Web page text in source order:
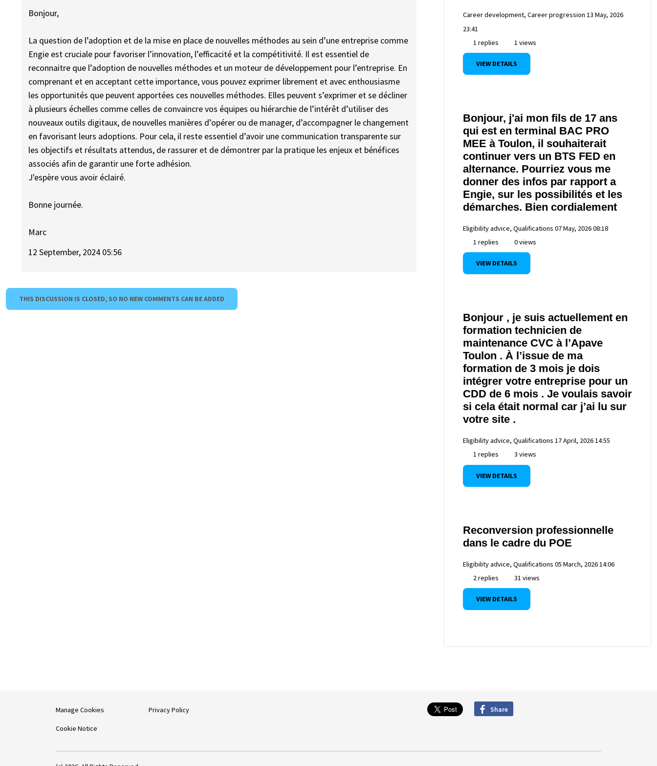
Bonjour,
La question de l’adoption et de la mise en place de nouvelles méthodes au sein d’une entreprise comme
Engie est cruciale pour favoriser l’innovation, l’efficacité et la compétitivité. Il est essentiel de
reconnaitre que l’adoption de nouvelles méthodes et un moteur de développement pour l’entreprise. En
comprenant et en acceptant cette importance, vous pouvez exprimer librement et avec enthousiasme
les opportunités que peuvent apportées ces nouvelles méthodes. Elles peuvent s’exprimer et se décliner
à plusieurs échelles comme celles de convaincre vos équipes ou hiérarchie de l’intérêt d’utiliser des
nouveaux outils digitaux, de nouvelles manières d’opérer ou de manager, d’accompagner le changement
en favorisant leurs adoptions. Pour cela, il reste essentiel d’avoir une communication transparente sur
les objectifs et résultats attendus, de rassurer et de démontrer par la pratique les enjeux et bénéfices
associés afin de garantir une forte adhésion.
J'espère vous avoir éclairé.
Bonne journée.
Marc
12 September, 2024 05:56
THIS DISCUSSION IS CLOSED, SO NO NEW COMMENTS CAN BE ADDED
Career development, Career progression 13 May, 2026
23:41
1 replies
1 views
VIEW DETAILS
Bonjour, j'ai mon fils de 17 ans
qui est en terminal BAC PRO
MEE à Toulon, il souhaiterait
continuer vers un BTS FED en
alternance. Pourriez vous me
donner des infos par rapport a
Engie, sur les possibilités et les
démarches. Bien cordialement
Eligibility advice, Qualifications 07 May, 2026 08:18
1 replies
0 views
VIEW DETAILS
Bonjour , je suis actuellement en
formation technicien de
maintenance CVC à l’Apave
Toulon . À l’issue de ma
formation de 3 mois je dois
intégrer votre entreprise pour un
CDD de 6 mois . Je voulais savoir
si cela était normal car j’ai lu sur
votre site .
Eligibility advice, Qualifications 17 April, 2026 14:55
1 replies
3 views
VIEW DETAILS
Reconversion professionnelle
dans le cadre du POE
Eligibility advice, Qualifications 05 March, 2026 14:06
2 replies
31 views
VIEW DETAILS
Manage Cookies
Cookie Notice
Privacy Policy Share